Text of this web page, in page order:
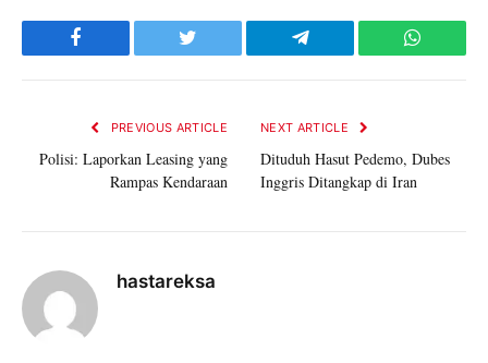
Facebook Twitter Telegram
PREVIOUS ARTICLE
Polisi: Laporkan Leasing yang
Rampas Kendaraan
NEXT ARTICLE
Dituduh Hasut Pedemo, Dubes
Inggris Ditangkap di Iran
hastareksa